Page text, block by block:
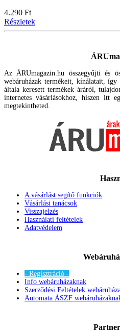
4.290 Ft
Részletek
Az ÁRUmagazin.hu összegyűjti és
webáruházak termékeit, kínálatait,
általa keresett termékek áráról,
internetes vásárlásokhoz, hiszen itt
megtekintheted.
A vásárlást segítő funkciók
Vásárlási tanácsok
Visszajelzés
Használati feltételek
Adatvédelem
- Regisztráció -
Info webáruházaknak
Szerződési Feltételek
Automata ÁSZF